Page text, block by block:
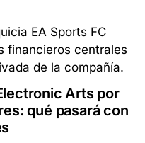
Arts por
qué pasará con